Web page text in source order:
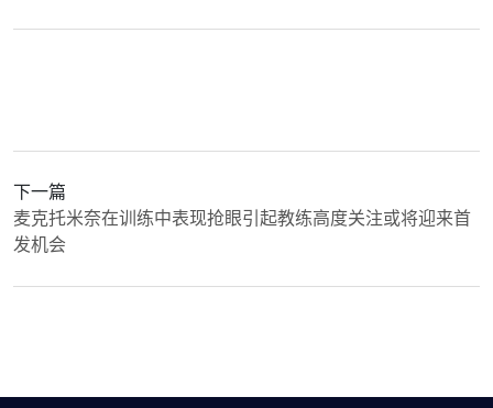
下一篇
麦克托米奈在训练中表现抢眼引起教练高度关注或将迎来首
发机会